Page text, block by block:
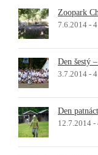
Zoopark
7.6.2014 -
Den šestý
3.7.2014 -
Den
12.7.2014 -